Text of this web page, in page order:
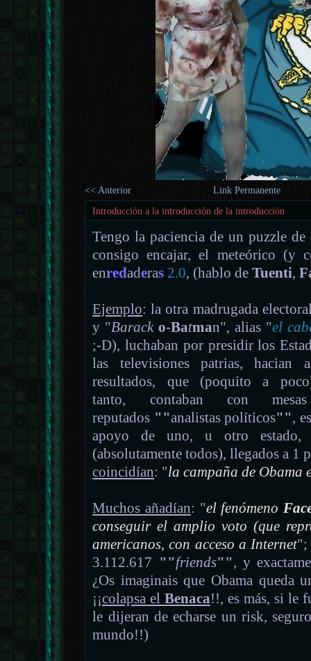
<< Anterior
Link Permanente
Introducción a la introducción de la introducción
Tengo la paciencia de un puzzle
consigo encajar, el meteórico (y
enredaderas 2.0, (hablo deTuenti,
Ejemplo: la otra madrugada
y "Barack o-Batman", alias "el
;-D), luchaban por presidir los
las televisiones patrias, hacian
resultados, que (poquito a
tanto, contaban con
reputados ""analistas políticos"",
apoyo de uno, u otro estado,
(absolutamente todos), llegados a 1
coincidían: "la campaña de
Muchos añadían: "el fenómeno
conseguir el amplio voto (que
americanos, con acceso a Internet";
3.112.617 ""friends"", y
¿Os imaginais que Obama queda
¡¡colapsa elBenaca!!, es más, si le
le dijeran de echarse un risk,
mundo!!)